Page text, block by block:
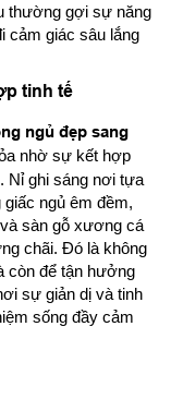
thường gợi sự năng
cảm giác sâu lắng
tinh tế
ngủ đẹp sang
nhờ sự kết hợp
Nỉ ghi sáng nơi tựa
ngủ êm đềm,
sàn gỗ xương cá
chãi. Đó là không
còn để tận hưởng
sự giản dị và tinh
sống đầy cảm